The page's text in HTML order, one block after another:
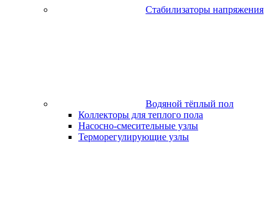
Стабилизаторы напряжения
Водяной тёплый пол
Коллекторы для теплого пола
Насосно-смесительные узлы
Терморегулирующие узлы